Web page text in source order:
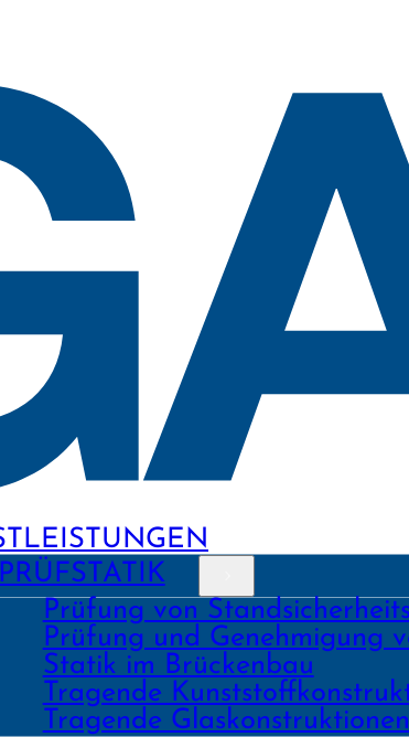
Prüfung von
Prüfung und Geneh­migung
Statik im Brückenbau
Tragende
Tragende Glas­konstruk­tionen